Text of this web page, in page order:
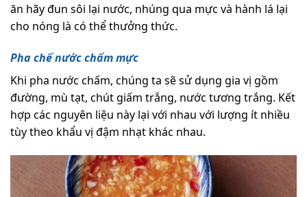
ăn hãy đun sôi lại nước, nhúng qua mực và hành lá lại
cho nóng là có thể thưởng thức.
Pha chế nước chấm mực
Khi pha nước chấm, chúng ta sẽ sử dụng gia vị gồm
đường, mù tạt, chút giấm trắng, nước tương trắng. Kết
hợp các nguyên liệu này lại với nhau với lượng ít nhiều
tùy theo khẩu vị đậm nhạt khác nhau.